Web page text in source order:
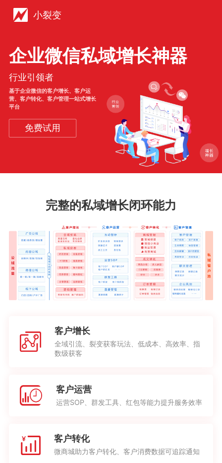
小裂变
企业微信私域增长神器
行业引领者
基于企业微信的客户增长、客户运
营、客户转化、客户管理一站式增长
平台
免费试用
完整的私域增长闭环能力
客户增长
全域引流、裂变获客玩法、低成本、高效率、指
数级获客
客户运营
运营SOP、群发工具、红包等能力提升服务效率
客户转化
微商城助力客户转化、客户消费数据可追踪通知